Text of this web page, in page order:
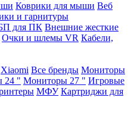
Коврики для мыши Веб
и гарнитуры
для ПК Внешние жесткие
Очки и шлемы VR Кабели,
Xiaomi Все бренды Мониторы
24 " Мониторы 27 " Игровые
МФУ Картриджи для